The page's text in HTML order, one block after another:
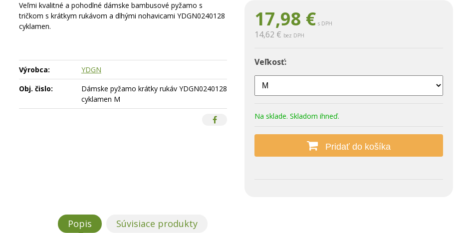
17,98 € s DPH
14,62 € bez DPH
Veľkosť:
Na sklade. Skladom ihneď.
Pridať do košíka
Veľmi kvalitné a pohodlné dámske bambusové pyžamo s
tričkom s krátkym rukávom a dlhými nohavicami YDGN0240128
cyklamen.
Výrobca:
YDGN
Obj. čislo:
Dámske pyžamo krátky rukáv YDGN0240128
cyklamen M
Popis Súvisiace produkty